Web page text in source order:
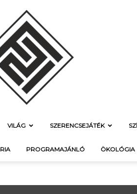
f21.hu
VILÁG SZERENCSEJÁTÉK
PROGRAMAJÁNLÓ ÖKOLÓGIA